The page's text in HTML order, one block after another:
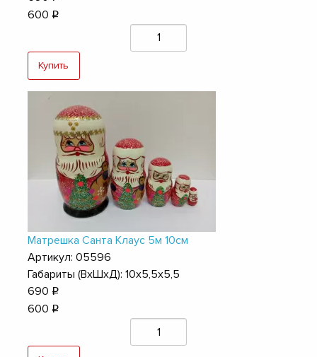
600 q
Купить
Матрешка Санта Клаус 5м 10см
Артикул: 05596
Габариты (ВхШхД): 10х5,5х5,5
690 q
600 q